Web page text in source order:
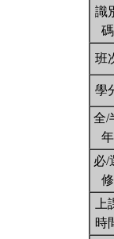
識
碼
班
學
全/
年
必/
修
上
時